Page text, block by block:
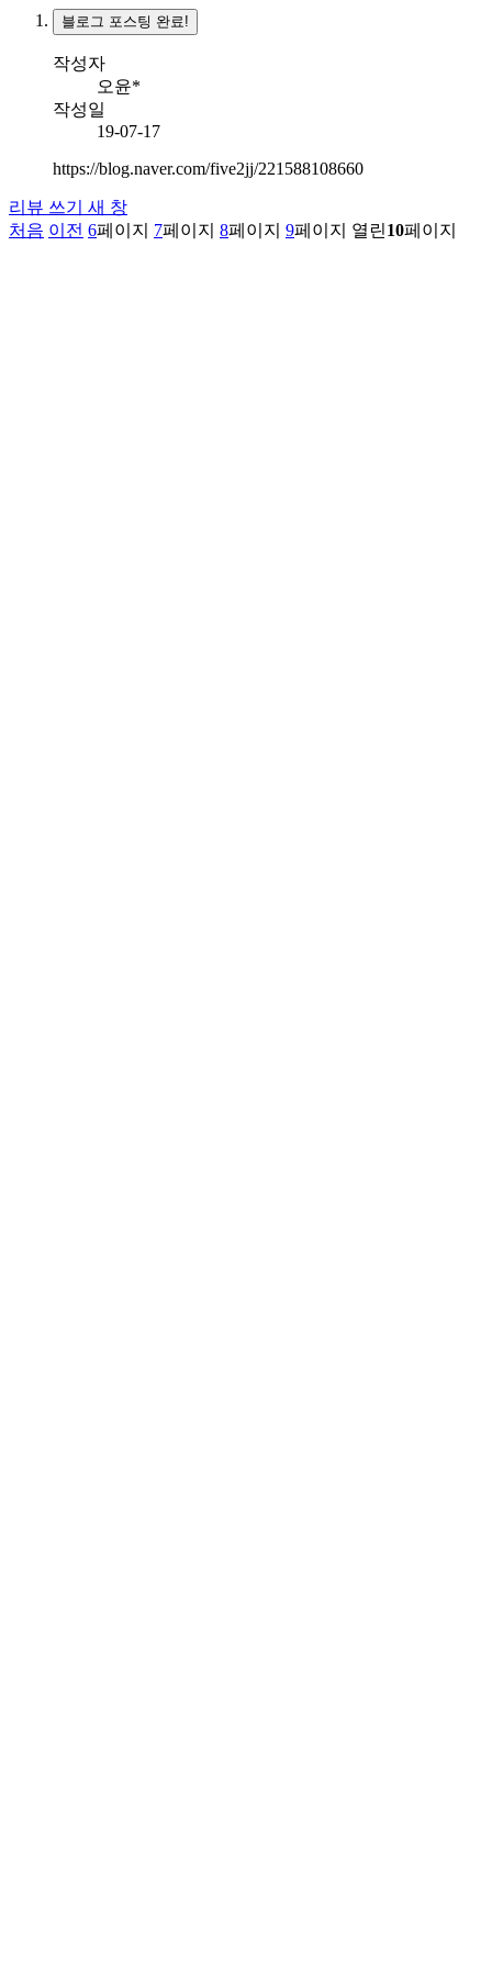
블로그 포스팅 완료!
작성자
오윤*
작성일
19-07-17
https://blog.naver.com/five2jj/221588108660
리뷰 쓰기
새 창
처음 이전 6페이지 7페이지 8페이지 9페이지 열린10페이지